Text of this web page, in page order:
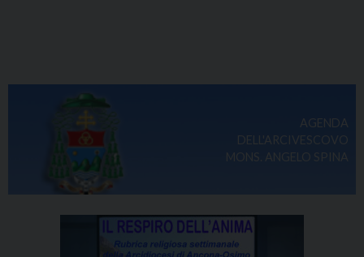
AGENDA
DELL'ARCIVESCOVO
MONS. ANGELO SPINA